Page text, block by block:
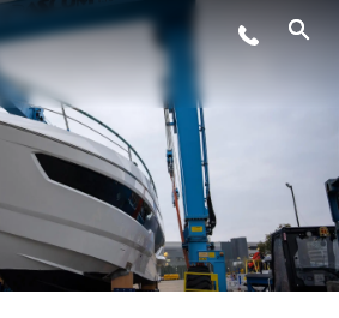
DE VIDA
SOMOS?